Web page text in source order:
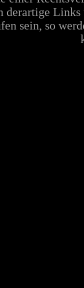
derartige
sein, so